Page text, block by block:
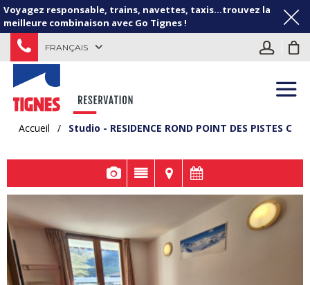
Voyagez responsable, trains, navettes, taxis...trouvez la
meilleure combinaison avec Go Tignes !
FRANÇAIS
Accueil / Studio - RESIDENCE ROND POINT DES PISTES C